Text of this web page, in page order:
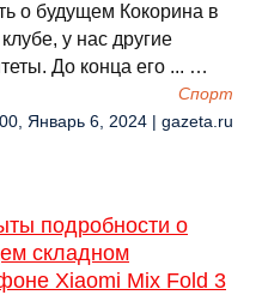
о будущем Кокорина в
у нас другие
До конца его ... …
Спорт
Январь 6, 2024 | gazeta.ru
подробности о
складном
Xiaomi Mix Fold 3